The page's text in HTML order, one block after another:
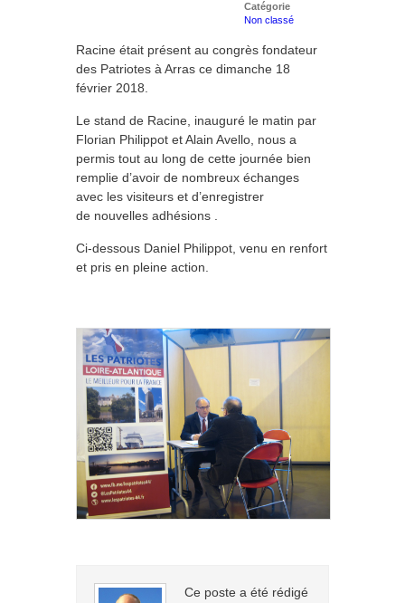
Catégorie
Non classé
Racine était présent au congrès fondateur
des Patriotes à Arras ce dimanche 18
février 2018.
Le stand de Racine, inauguré le matin par
Florian Philippot et Alain Avello, nous a
permis tout au long de cette journée bien
remplie d’avoir de nombreux échanges
avec les visiteurs et d’enregistrer
de nouvelles adhésions .
Ci-dessous Daniel Philippot, venu en renfort
et pris en pleine action.
Ce poste a été rédigé